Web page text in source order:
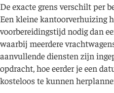
De exacte grens verschilt per
Een kleine kantoorverhuizing
voorbereidingstijd nodig dan
waarbij meerdere
aanvullende diensten zijn
opdracht, hoe eerder je een
kosteloos te kunnen